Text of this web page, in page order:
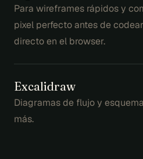
Para wireframes rápidos y
pixel perfecto antes de
directo en el browser.
Excalidraw
Diagramas de flujo y
más.